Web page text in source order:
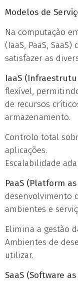
Modelos de
Na computação
(IaaS, PaaS,
satisfazer as
IaaS
flexível,
de recursos
armazenamento.
Controlo total
aplicações.
Escalabilidade
PaaS (Platform
desenvolvimento
ambientes e
Elimina a gestão
Ambientes de
utilizar.
SaaS (Software